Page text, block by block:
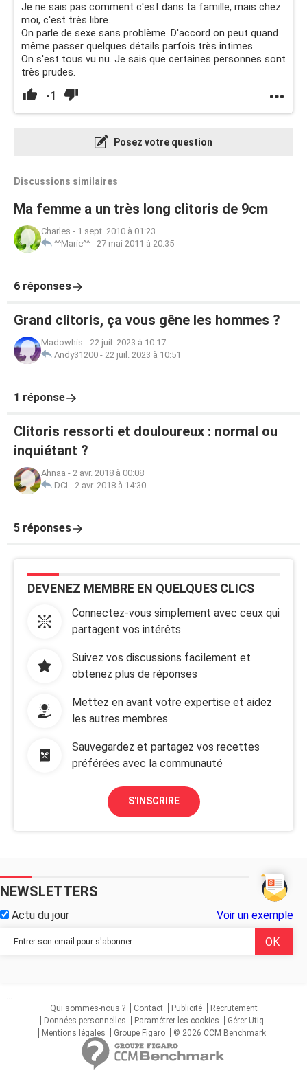
Je ne sais pas comment c'est dans ta famille, mais chez
moi, c'est très libre.
On parle de sexe sans problème. D'accord on peut quand
même passer quelques détails parfois très intimes...
On s'est tous vu nu. Je sais que certaines personnes sont
très prudes.
-1
Posez votre question
Discussions similaires
Ma femme a un très long clitoris de 9cm
Charles - 1 sept. 2010 à 01:23
^^Marie^^ - 27 mai 2011 à 20:35
6 réponses
Grand clitoris, ça vous gêne les hommes ?
Madowhis - 22 juil. 2023 à 10:17
Andy31200 - 22 juil. 2023 à 10:51
1 réponse
Clitoris ressorti et douloureux : normal ou
inquiétant ?
Ahnaa - 2 avr. 2018 à 00:08
DCI - 2 avr. 2018 à 14:30
5 réponses
DEVENEZ MEMBRE EN QUELQUES CLICS
Connectez-vous simplement avec ceux qui
partagent vos intérêts
Suivez vos discussions facilement et
obtenez plus de réponses
Mettez en avant votre expertise et aidez
les autres membres
Sauvegardez et partagez vos recettes
préférées avec la communauté
S'INSCRIRE
NEWSLETTERS
Actu du jour Voir un exemple
...
Qui sommes-nous ?
Contact Publicité
Recrutement
Données personnelles
Paramétrer les cookies
Gérer Utiq
Mentions légales
Groupe Figaro © 2026 CCM Benchmark